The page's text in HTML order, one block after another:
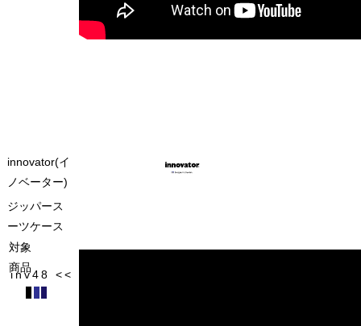
innovator(イ
ノベーター)
ジッパース
ーツケース
対象
商品